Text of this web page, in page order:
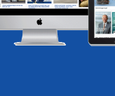
Podcasts